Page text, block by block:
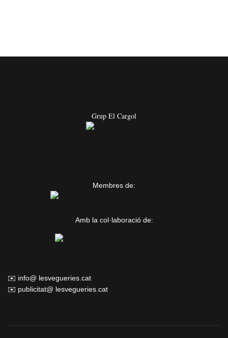
Grup El Cargol
Membres de:
Amb la col·laboració de:
✉️ info@ lesvegueries.cat
✉️ publicitat@ lesvegueries.cat